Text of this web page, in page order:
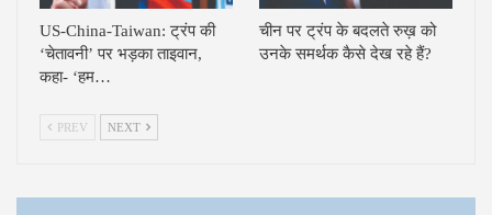
US-China-Taiwan: ट्रंप की
‘चेतावनी’ पर भड़का ताइवान,
कहा- ‘हम…
चीन पर ट्रंप के बदलते रुख़ को
उनके समर्थक कैसे देख रहे हैं?
PREV NEXT